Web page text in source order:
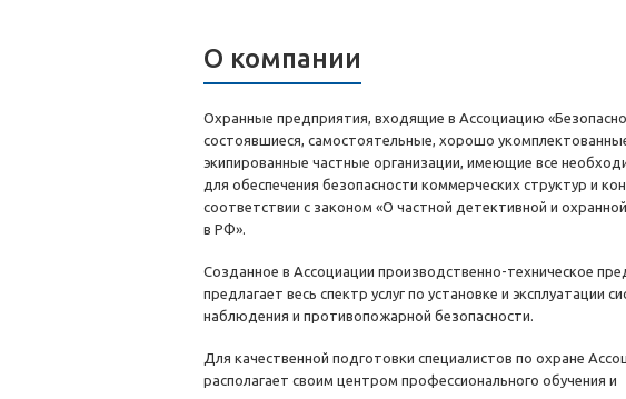
О компании
Охранные предприятия, входящие в Ассоциацию
состоявшиеся, самостоятельные, хорошо
экипированные частные организации, имеющие все
для обеспечения безопасности коммерческих структур и
соответствии с законом «О частной детективной и
в РФ».
Созданное в Ассоциации производственно-техническое
предлагает весь спектр услуг по установке и эксплуатации
наблюдения и противопожарной безопасности.
Для качественной подготовки специалистов по охране
располагает своим центром профессионального обучения и